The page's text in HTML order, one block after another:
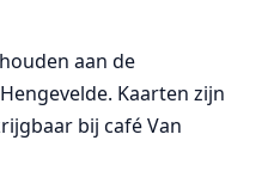
aan de
Kaarten zijn
bij café Van